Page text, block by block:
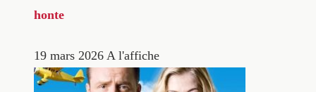
honte
19 mars 2026 A l'affiche